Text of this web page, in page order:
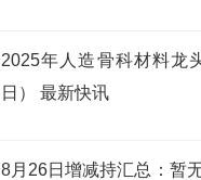
2025年人造骨科材料龙
日） 最新快讯
8月26日增减持汇总：暂